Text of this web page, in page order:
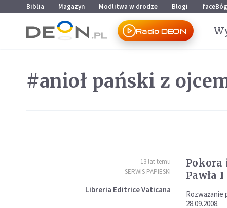
Przejdź do menu głównego
Przejdź do treści
Biblia Magazyn Modlitwa w drodze Blogi faceBóg
Radio DEON
#anioł pański z
13 lat temu
SERWIS PAPIESKI
Libreria Editrice Vaticana
Pokora
Pawła I
Rozważanie
28.09.2008.